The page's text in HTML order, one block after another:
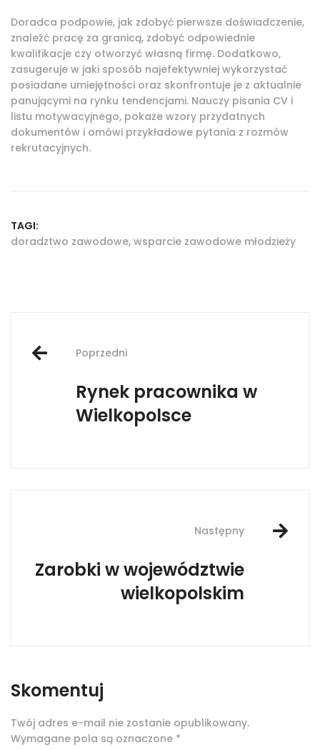
Doradca podpowie, jak zdobyć pierwsze doświadczenie,
znaleźć pracę za granicą, zdobyć odpowiednie
kwalifikacje czy otworzyć własną firmę. Dodatkowo,
zasugeruje w jaki sposób najefektywniej wykorzystać
posiadane umiejętności oraz skonfrontuje je z aktualnie
panującymi na rynku tendencjami. Nauczy pisania CV i
listu motywacyjnego, pokaże wzory przydatnych
dokumentów i omówi przykładowe pytania z rozmów
rekrutacyjnych.
TAGI:
doradztwo zawodowe, wsparcie zawodowe młodzieży
Post
navigation
Poprzedni
Rynek pracownika w
Wielkopolsce
Następny
Zarobki w województwie
wielkopolskim
Skomentuj
Twój adres e-mail nie zostanie opublikowany.
Wymagane pola są oznaczone *